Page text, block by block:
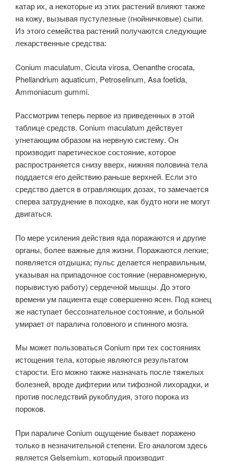
катар их, а некоторые из этих растений влияют также
на кожу, вызывая пустулезные (гнойничковые) сыпи.
Из этого семейства растений получаются следующие
лекарственные средства:
Conium maculatum, Cicuta virosa, Oenanthe crocata,
Phellandrium aquaticum, Petroselinum, Asa foetida,
Ammoniacum gummi.
Рассмотрим теперь первое из приведенных в этой
таблице средств. Conium maculatum действует
угнетающим образом на нервную систему. Он
производит паретическое состояние, которое
распространяется снизу вверх, нижняя половина тела
поддается его действию раньше верхней. Если это
средство дается в отравляющих дозах, то замечается
сперва затруднение в походке, как будто ноги не могут
двигаться.
По мере усиления действия яда поражаются и другие
органы, более важные для жизни. Поражаются легкие;
появляется отдышка; пульс делается неправильным,
указывая на припадочное состояние (неравномерную,
порывистую работу) сердечной мышцы. До этого
времени ум пациента еще совершенно ясен. Под конец
же наступает бессознательное состояние, и больной
умирает от паралича головного и спинного мозга.
Мы может пользоваться Conium при тех состояниях
истощения тела, которые являются результатом
старости. Его можно также назначать после тяжелых
болезней, вроде дифтерии или тифозной лихорадки, и
против последствий рукоблудия, этого порока из
пороков.
При параличе Conium ощущение бывает поражено
только в незначительной степени. Его аналогом здесь
является Gelsemium, который производит